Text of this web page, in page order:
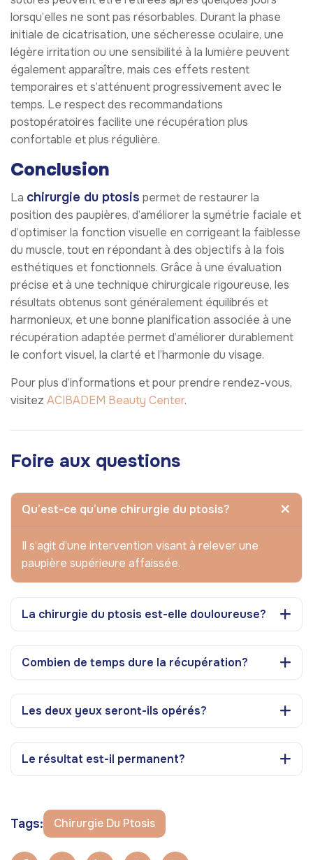
lorsqu’elles ne sont pas résorbables. Durant la phase
initiale de cicatrisation, une sécheresse oculaire, une
légère irritation ou une sensibilité à la lumière peuvent
également apparaître, mais ces effets restent
temporaires et s’atténuent progressivement avec le
temps. Le respect des recommandations
postopératoires facilite une récupération plus
confortable et plus régulière.
Conclusion
La chirurgie du ptosis permet de restaurer la
position des paupières, d’améliorer la symétrie faciale et
d’optimiser la fonction visuelle en corrigeant la faiblesse
du muscle, tout en répondant à des objectifs à la fois
esthétiques et fonctionnels. Grâce à une évaluation
précise et à une technique chirurgicale rigoureuse, les
résultats obtenus sont généralement équilibrés et
harmonieux, et une bonne planification associée à une
récupération adaptée permet d’améliorer durablement
le confort visuel, la clarté et l’harmonie du visage.
Pour plus d’informations et pour prendre rendez-vous,
visitez ACIBADEM Beauty Center.
Foire aux questions
Qu’est-ce qu’une chirurgie du ptosis?
Il s’agit d’une intervention visant à relever une
paupière supérieure affaissée.
La chirurgie du ptosis est-elle douloureuse?
Combien de temps dure la récupération?
Les deux yeux seront-ils opérés?
Le résultat est-il permanent?
Tags: Chirurgie Du Ptosis